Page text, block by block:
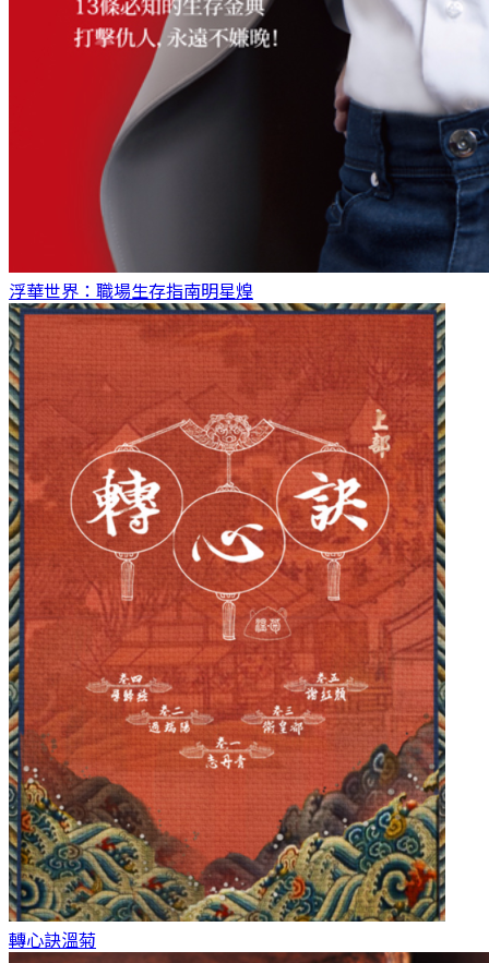
浮華世界：職場生存指南明星煌
轉心訣溫菊